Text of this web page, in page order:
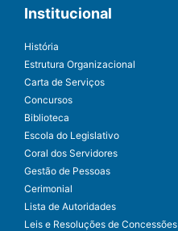
Institucional
História
Estrutura Organizacional
Carta de Serviços
Concursos
Biblioteca
Escola do Legislativo
Coral dos Servidores
Gestão de Pessoas
Cerimonial
Lista de Autoridades
Leis e Resoluções de Concessões